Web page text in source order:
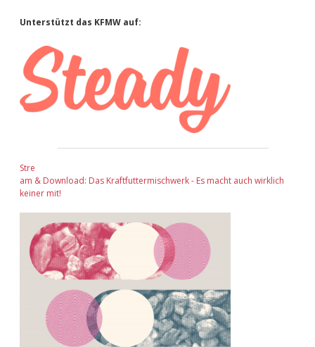
Sidebar
Unterstützt das KFMW auf:
Stre
am & Download: Das Kraftfuttermischwerk - Es macht auch wirklich
keiner mit!